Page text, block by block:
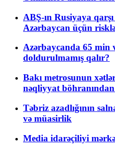
ABŞ-ın Rusiyaya
Azərbaycan üçün
Azərbaycanda 65 min
doldurulmamış qalır?
Bakı metrosunun
nəqliyyat
Təbriz azadlığının
və müasirlik
Media idarəçiliyi